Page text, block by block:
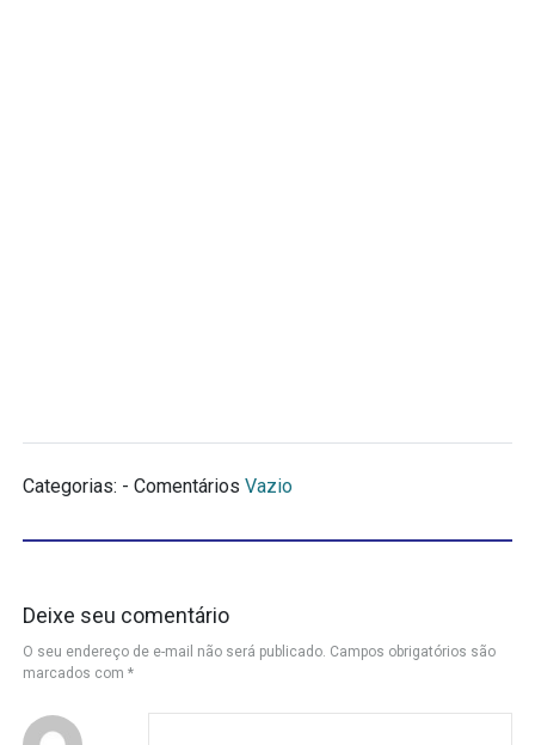
Categorias: - Comentários Vazio
Deixe seu comentário
O seu endereço de e-mail não será publicado. Campos obrigatórios são
marcados com *